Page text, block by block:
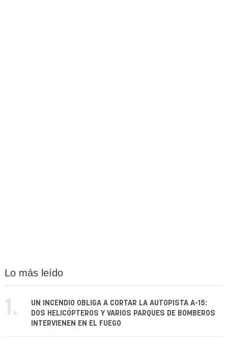
Lo más leído
1.
UN INCENDIO OBLIGA A CORTAR LA AUTOPISTA A-15:
DOS HELICÓPTEROS Y VARIOS PARQUES DE BOMBEROS
INTERVIENEN EN EL FUEGO